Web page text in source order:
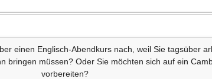
einen Englisch-Abendkurs nach, weil Sie tagsüber
bringen müssen? Oder Sie möchten sich auf ein
vorbereiten?